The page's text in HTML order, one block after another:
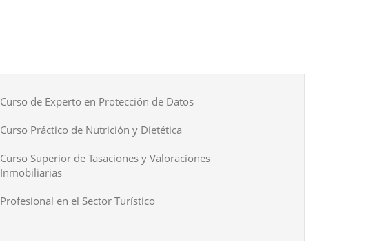
Curso de Experto en Protección de Datos
Curso Práctico de Nutrición y Dietética
Curso Superior de Tasaciones y Valoraciones
Inmobiliarias
Profesional en el Sector Turístico